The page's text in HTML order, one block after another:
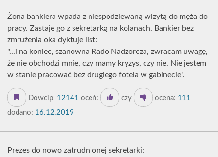
Żona bankiera wpada z niespodziewaną wizytą do męża do
pracy. Zastaje go z sekretarką na kolanach. Bankier bez
zmrużenia oka dyktuje list:
"...i na koniec, szanowna Rado Nadzorcza, zwracam uwagę,
że nie obchodzi mnie, czy mamy kryzys, czy nie. Nie jestem
w stanie pracować bez drugiego fotela w gabinecie".
Dowcip: 12141 oceń: czy ocena: 111
dodano: 16.12.2019
Prezes do nowo zatrudnionej sekretarki: